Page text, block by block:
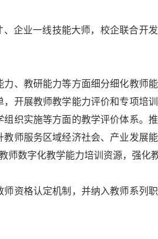
企业一线技能大师，校企联合开
、教研能力等方面细分细化教师
开展教师教学能力评价和专项培
织实施等方面的教学评价体系。
师服务区域经济社会、产业发展
数字化教学能力培训资源，强化
资格认定机制，并纳入教师系列